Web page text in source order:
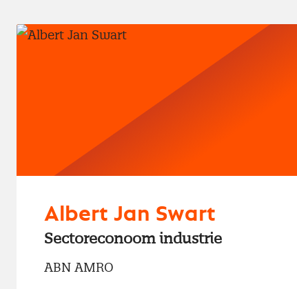
Albert Jan Swart
Sectoreconoom industrie
ABN AMRO